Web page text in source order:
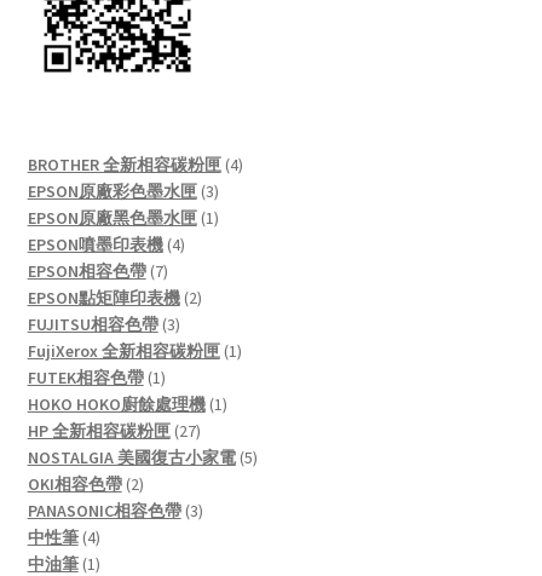
BROTHER 全新相容碳粉匣 44
EPSON原廠彩色墨水匣 33
products
EPSON原廠黑色墨水匣 11
EPSON噴墨印表機 44
EPSON相容色帶 77
products
EPSON點矩陣印表機 22
FUJITSU相容色帶 33
products
FujiXerox 全新相容碳粉匣 11
FUTEK相容色帶 11
product
HOKO HOKO廚餘處理機 11
HP 全新相容碳粉匣 2727
products
NOSTALGIA 美國復古小家電 55
OKI相容色帶 22
products
PANASONIC相容色帶 33
中性筆 44
products
中油筆 11